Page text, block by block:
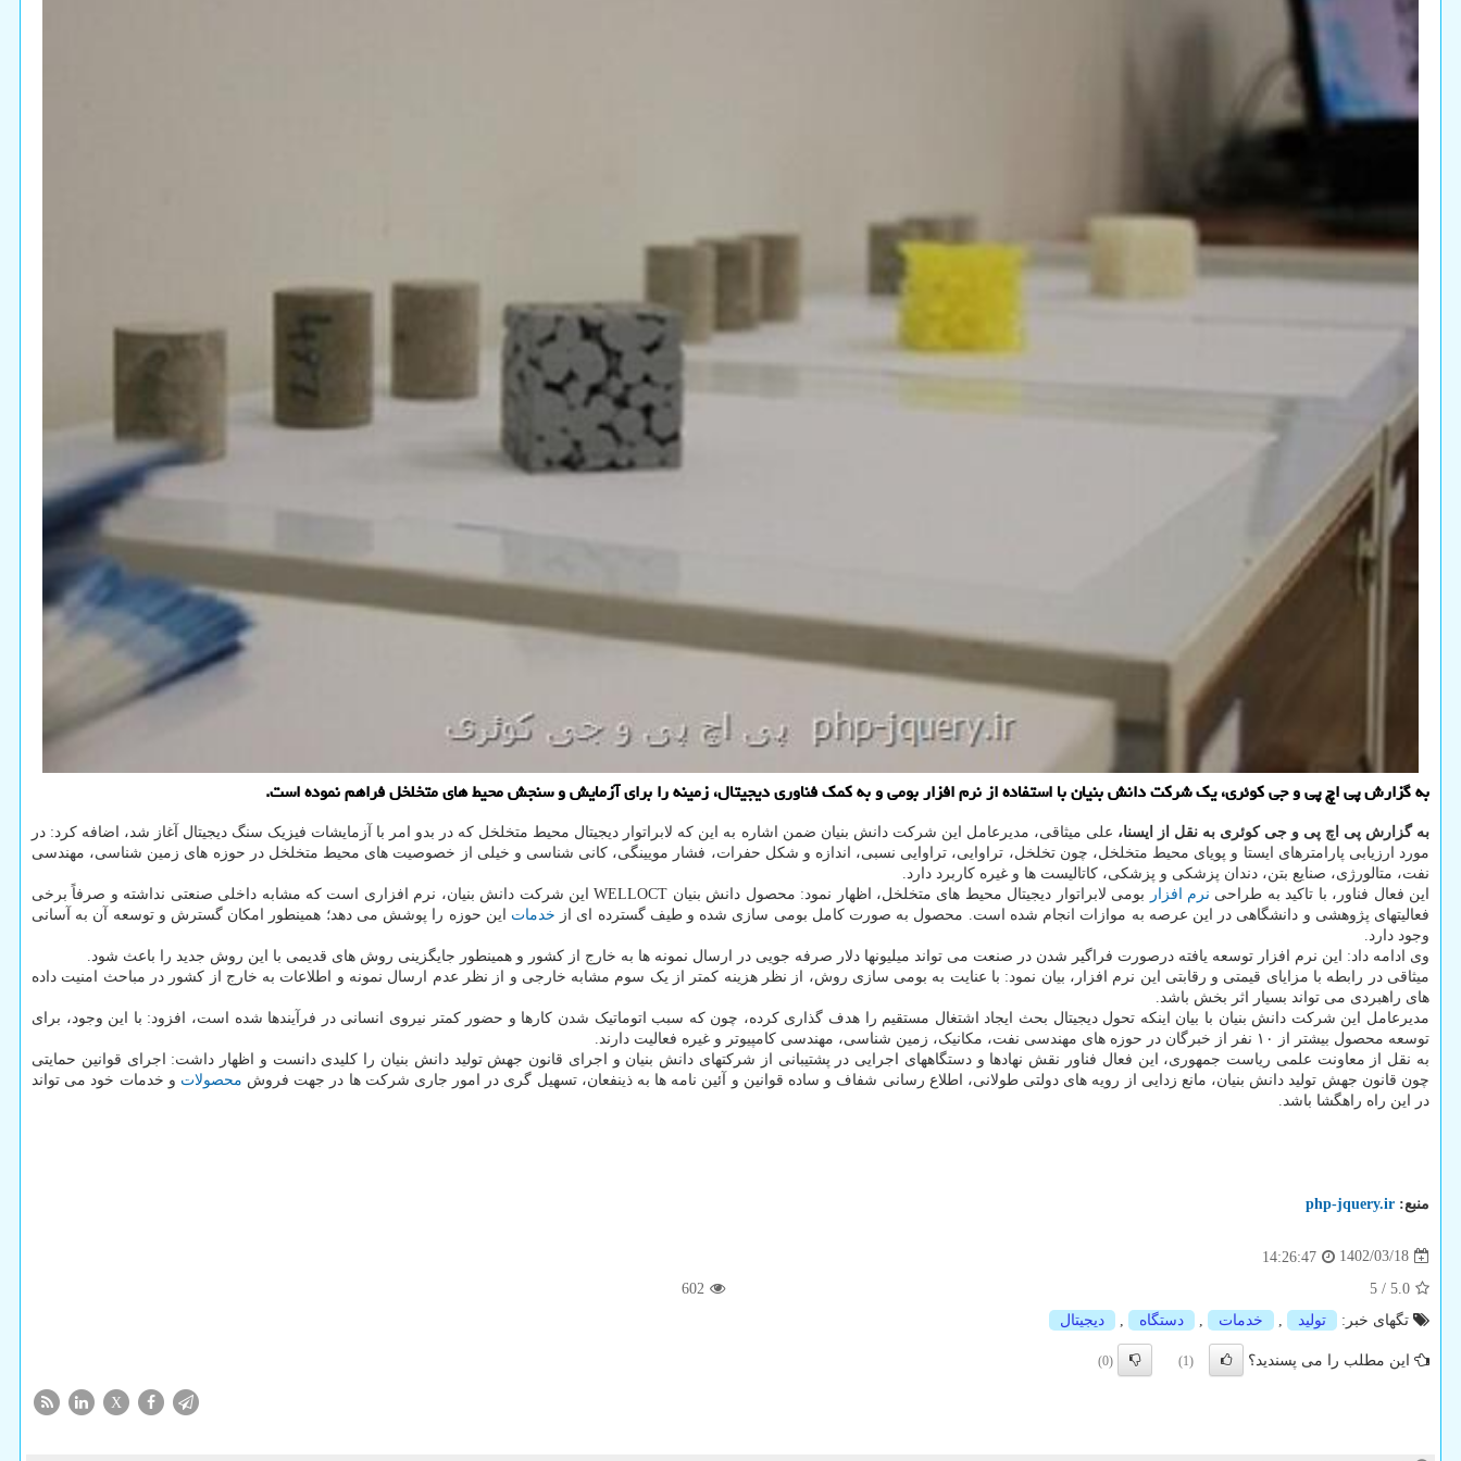
به گزارش پی اچ پی و جی کوئری، یک شرکت دانش بنیان با استفاده از نرم افزار بومی و به کمک فناوری دیجیتال، زمینه را برای آزمایش و سنجش محیط های متخلخل فراهم نموده است.
به گزارش پی اچ پی و جی کوئری به نقل از ایسنا، علی میثاقی، مدیرعامل این شرکت دانش بنیان ضمن اشاره به این که لابراتوار دیجیتال محیط متخلخل که در بدو امر با آزمایشات فیزیک سنگ دیجیتال آغاز شد، اضافه کرد: در
مورد ارزیابی پارامترهای ایستا و پویای محیط متخلخل، چون تخلخل، تراوایی، تراوایی نسبی، اندازه و شکل حفرات، فشار مویینگی، کانی شناسی و خیلی از خصوصیت های محیط متخلخل در حوزه های زمین شناسی، مهندسی
نفت، متالورژی، صنایع بتن، دندان پزشکی و پزشکی، کاتالیست ها و غیره کاربرد دارد.
این فعال فناور، با تاکید به طراحی نرم افزار
بومی لابراتوار دیجیتال محیط های متخلخل، اظهار نمود: محصول دانش بنیان WELLOCT این شرکت دانش بنیان، نرم افزاری است که مشابه داخلی صنعتی نداشته و صرفاً برخی
فعالیتهای پژوهشی و دانشگاهی در این عرصه به موازات انجام شده است. محصول به صورت کامل بومی سازی شده و طیف گسترده ای از خدمات این حوزه را پوشش می دهد؛ همینطور امکان گسترش و توسعه آن به آسانی
وجود دارد.
وی ادامه داد: این نرم افزار توسعه یافته درصورت فراگیر شدن در صنعت می تواند میلیونها دلار صرفه جویی در ارسال نمونه ها به خارج از کشور و همینطور جایگزینی روش های قدیمی با این روش جدید را باعث شود.
میثاقی در رابطه با مزایای قیمتی و رقابتی این نرم افزار، بیان نمود: با عنایت به بومی سازی روش، از نظر هزینه کمتر از یک سوم مشابه خارجی و از نظر عدم ارسال نمونه و اطلاعات به خارج از کشور در مباحث امنیت داده
های راهبردی می تواند بسیار اثر بخش باشد.
مدیرعامل این شرکت دانش بنیان با بیان اینکه تحول دیجیتال بحث ایجاد اشتغال مستقیم را هدف گذاری کرده، چون که سبب اتوماتیک شدن کارها و حضور کمتر نیروی انسانی در فرآیندها شده است، افزود: با این وجود، برای
توسعه محصول بیشتر از ۱۰ نفر از خبرگان در حوزه های مهندسی نفت، مکانیک، زمین شناسی، مهندسی کامپیوتر و غیره فعالیت دارند.
به نقل از معاونت علمی ریاست جمهوری، این فعال فناور نقش نهادها و دستگاههای اجرایی در پشتیبانی از شرکتهای دانش بنیان و اجرای قانون جهش تولید دانش بنیان را کلیدی دانست و اظهار داشت: اجرای قوانین حمایتی
چون قانون جهش تولید دانش بنیان، مانع زدایی از رویه های دولتی طولانی، اطلاع رسانی شفاف و ساده قوانین و آئین نامه ها به ذینفعان، تسهیل گری در امور جاری شرکت ها در جهت فروش محصولات و خدمات خود می تواند
در این راه راهگشا باشد.
منبع: php-jquery.ir
1402/03/18
14:26:47
5.0
/
5
602
تگهای خبر:
تولید , خدمات , دستگاه , دیجیتال
این مطلب را می پسندید؟ (1)
(0)
X